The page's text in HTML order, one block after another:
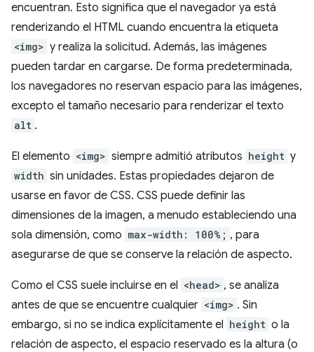
encuentran. Esto significa que el navegador ya está
renderizando el HTML cuando encuentra la etiqueta
<img> y realiza la solicitud. Además, las imágenes
pueden tardar en cargarse. De forma predeterminada,
los navegadores no reservan espacio para las imágenes,
excepto el tamaño necesario para renderizar el texto
alt .
El elemento <img> siempre admitió atributos height y
width sin unidades. Estas propiedades dejaron de
usarse en favor de CSS. CSS puede definir las
dimensiones de la imagen, a menudo estableciendo una
sola dimensión, como max-width: 100%; , para
asegurarse de que se conserve la relación de aspecto.
Como el CSS suele incluirse en el <head> , se analiza
antes de que se encuentre cualquier <img> . Sin
embargo, si no se indica explícitamente el height o la
relación de aspecto, el espacio reservado es la altura (o